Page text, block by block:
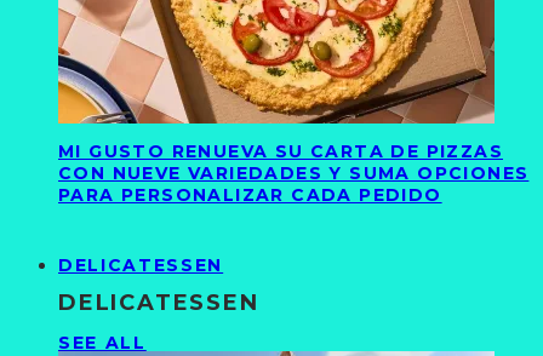
MI GUSTO RENUEVA SU CARTA DE PIZZAS
CON NUEVE VARIEDADES Y SUMA OPCIONES
PARA PERSONALIZAR CADA PEDIDO
DELICATESSEN
DELICATESSEN
SEE ALL